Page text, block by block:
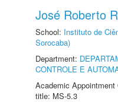
José Roberto
School: Instituto de
Sorocaba)
Department:
CONTROLE E
Academic
title: MS-5.3